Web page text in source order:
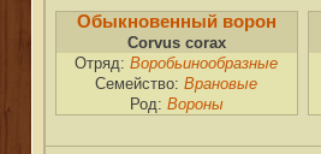
Обыкновенный ворон
Corvus corax
Отряд:Воробьинообразные
Семейство:Врановые
Род: Вороны